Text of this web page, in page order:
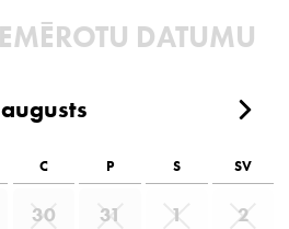
DATUMU
augusts
C P S SV
30 31 1 2